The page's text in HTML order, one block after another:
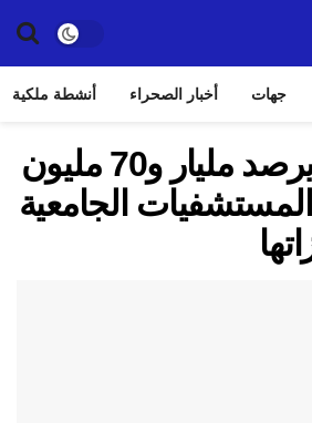
جهات أخبار الصحراء أنشطة ملكية
آيت الطالب يرصد مليار و70 مليون
الجامعية